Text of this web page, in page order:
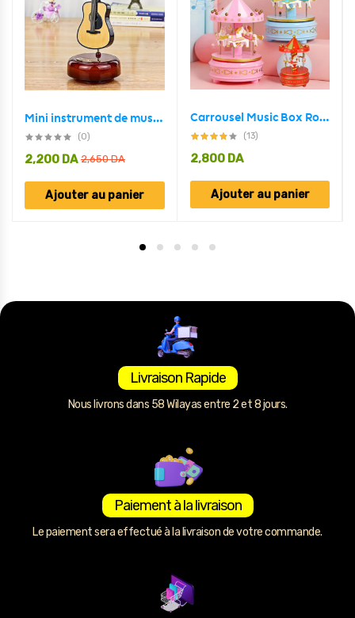
Mini instrument de musique rétro GUITARE, boîte à musique Décoration
(0)
2,650DA
2,200 DA
Ajouter au panier
Carrousel Music Box Rotatif à 4 Chevaux Classique Melody
(13)
2,800 DA
Ajouter au panier
Livraison Rapide
Nous livrons dans 58 Wilayas entre 2 et 8 jours.
Paiement à la livraison
Le paiement sera effectué à la livraison de votre commande.